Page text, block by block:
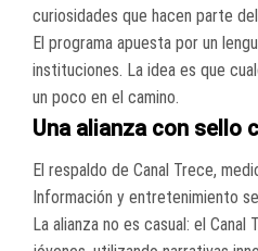
curiosidades que hacen parte
El programa apuesta por un
instituciones. La idea es que
un poco en el camino.
Una alianza con sello
El respaldo de Canal Trece,
Información y entretenimiento
La alianza no es casual: el